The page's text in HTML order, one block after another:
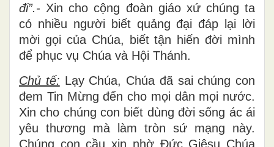
đi”.- Xin cho cộng đoàn giáo xứ chúng ta
có nhiều người biết quảng đại đáp lại lời
mời gọi của Chúa, biết tận hiến đời mình
để phục vụ Chúa và Hội Thánh.
Chủ tế: Lạy Chúa, Chúa đã sai chúng con
đem Tin Mừng đến cho mọi dân mọi nước.
Xin cho chúng con biết dùng đời sống ác ái
yêu thương mà làm tròn sứ mạng này.
Chúng con cầu xin nhờ Đức Giêsu Chúa